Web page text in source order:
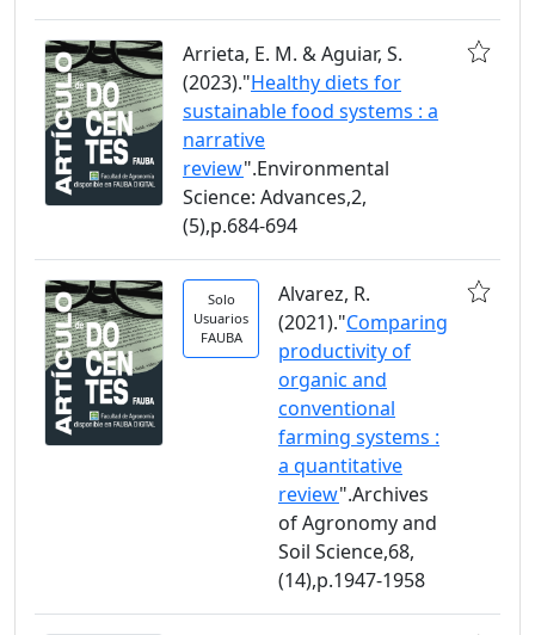
Arrieta, E. M. & Aguiar, S.
(2023)."Healthy diets for
sustainable food systems : a
narrative
review".Environmental
Science: Advances,2,
(5),p.684-694
Solo
Usuarios
FAUBA
Alvarez, R.
(2021)."Comparing
productivity of
organic and
conventional
farming systems :
a quantitative
review".Archives
of Agronomy and
Soil Science,68,
(14),p.1947-1958